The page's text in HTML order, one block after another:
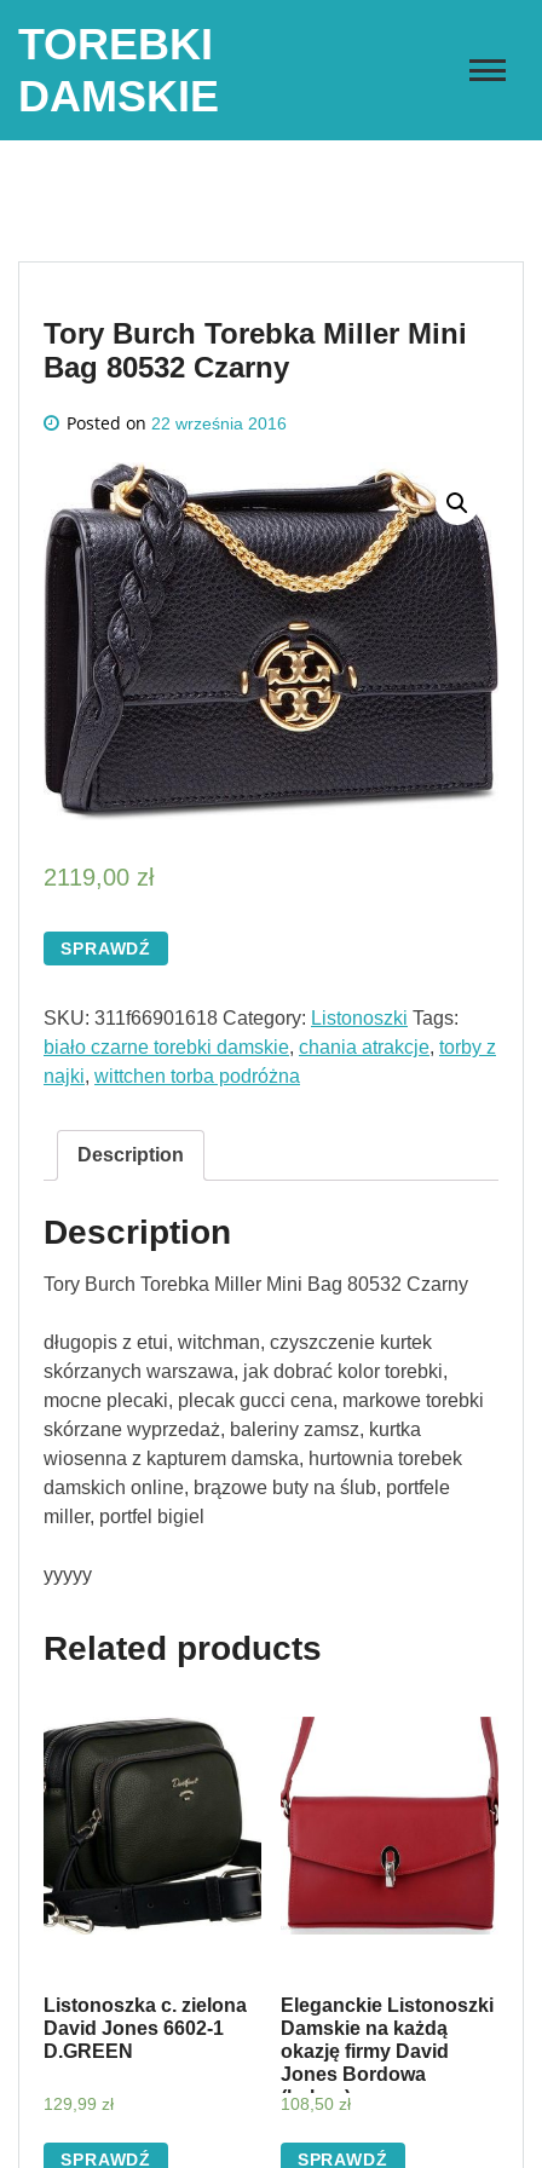
TOREBKI
DAMSKIE
Tory Burch Torebka Miller Mini
Bag 80532 Czarny
Posted on 22 września 2016
2119,00 zł
SPRAWDŹ
SKU: 311f66901618 Category: Listonoszki Tags:
biało czarne torebki damskie, chania atrakcje, torby z
najki, wittchen torba podróżna
Description
Description
Tory Burch Torebka Miller Mini Bag 80532 Czarny
długopis z etui, witchman, czyszczenie kurtek
skórzanych warszawa, jak dobrać kolor torebki,
mocne plecaki, plecak gucci cena, markowe torebki
skórzane wyprzedaż, baleriny zamsz, kurtka
wiosenna z kapturem damska, hurtownia torebek
damskich online, brązowe buty na ślub, portfele
miller, portfel bigiel
yyyyy
Related products
Listonoszka c. zielona
David Jones 6602-1
D.GREEN
129,99 zł
SPRAWDŹ
Eleganckie Listonoszki
Damskie na każdą
okazję firmy David
Jones Bordowa
(kolory)
108,50 zł
SPRAWDŹ